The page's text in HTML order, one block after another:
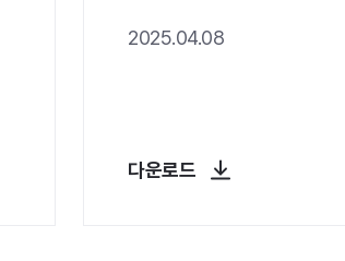
2025.04.08
다운로드